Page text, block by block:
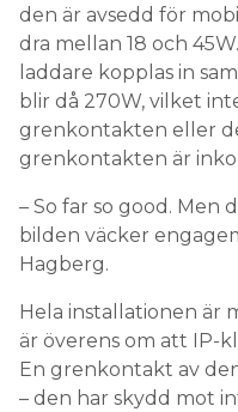
den är avsedd för
dra mellan 18 och
laddare kopplas in
blir då 270W, vilket
grenkontakten eller
grenkontakten är
– So far so good. Men
bilden väcker
Hagberg.
Hela installationen är
är överens om att IP-
En grenkontakt av
– den har skydd mot